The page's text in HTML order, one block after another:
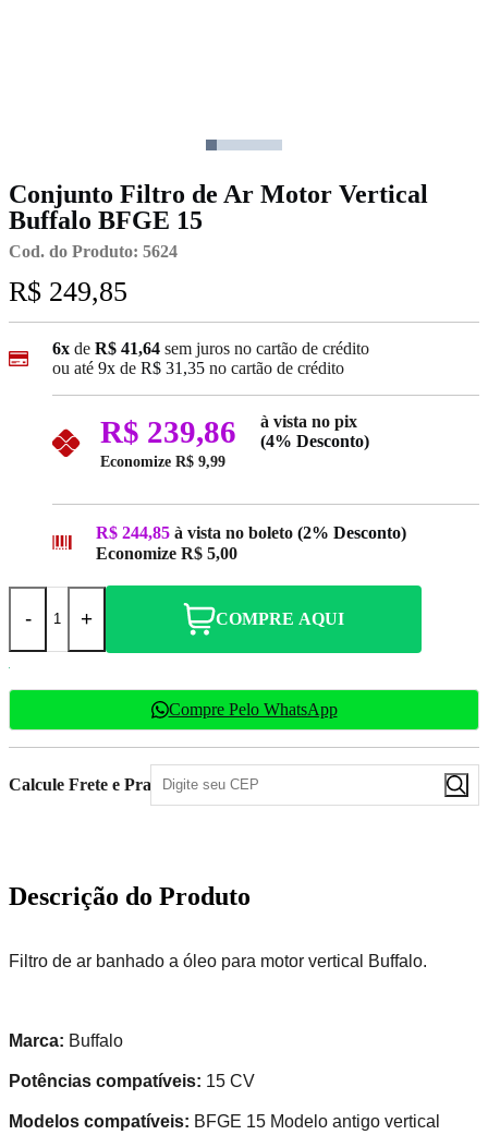
Conjunto Filtro de Ar Motor Vertical
Buffalo BFGE 15
Cod. do Produto: 5624
R$ 249,85
6x de R$ 41,64 sem juros no cartão de crédito
ou até 9x de R$ 31,35 no cartão de crédito
R$ 239,86
à vista no pix
(4% Desconto)
Economize R$ 9,99
R$ 244,85 à vista no boleto (2% Desconto)
Economize R$ 5,00
- + COMPRE AQUI
Compre Pelo WhatsApp
Calcule Frete e Prazo
Descrição do Produto
Filtro de ar banhado a óleo para motor vertical Buffalo.
Marca: Buffalo
Potências compatíveis: 15 CV
Modelos compatíveis: BFGE 15 Modelo antigo vertical